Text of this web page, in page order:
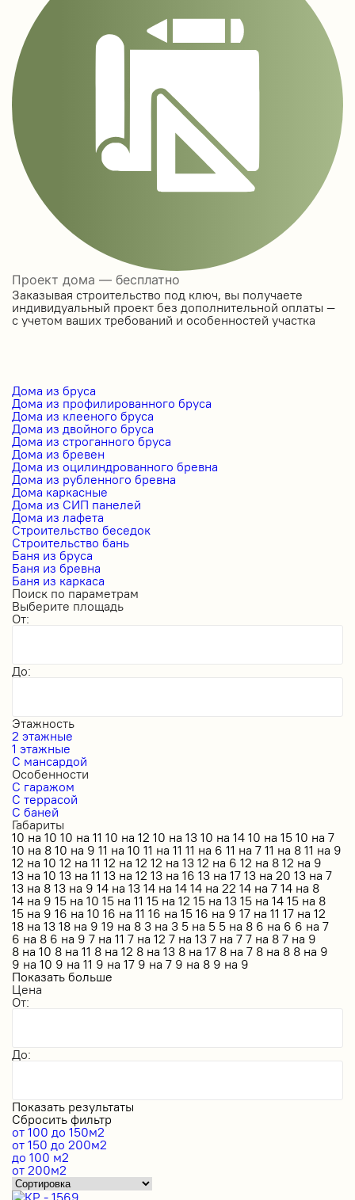
Проект дома — бесплатно
Заказывая строительство под ключ, вы получаете
индивидуальный проект без дополнительной оплаты —
с учетом ваших требований и особенностей участка
Дома из бруса
Дома из профилированного бруса
Дома из клееного бруса
Дома из двойного бруса
Дома из строганного бруса
Дома из бревен
Дома из оцилиндрованного бревна
Дома из рубленного бревна
Дома каркасные
Дома из СИП панелей
Дома из лафета
Строительство беседок
Строительство бань
Баня из бруса
Баня из бревна
Баня из каркаса
Поиск по параметрам
Выберите площадь
От:
До:
Этажность
2 этажные
1 этажные
С мансардой
Особенности
С гаражом
С террасой
С баней
Габариты
10 на 10 10 на 11 10 на 12 10 на 13 10 на 14 10 на 15 10 на 7
10 на 8 10 на 9 11 на 10 11 на 11 11 на 6 11 на 7 11 на 8 11 на 9
12 на 10 12 на 11 12 на 12 12 на 13 12 на 6 12 на 8 12 на 9
13 на 10 13 на 11 13 на 12 13 на 16 13 на 17 13 на 20 13 на 7
13 на 8 13 на 9 14 на 13 14 на 14 14 на 22 14 на 7 14 на 8
14 на 9 15 на 10 15 на 11 15 на 12 15 на 13 15 на 14 15 на 8
15 на 9 16 на 10 16 на 11 16 на 15 16 на 9 17 на 11 17 на 12
18 на 13 18 на 9 19 на 8 3 на 3 5 на 5 5 на 8 6 на 6 6 на 7
6 на 8 6 на 9 7 на 11 7 на 12 7 на 13 7 на 7 7 на 8 7 на 9
8 на 10 8 на 11 8 на 12 8 на 13 8 на 17 8 на 7 8 на 8 8 на 9
9 на 10 9 на 11 9 на 17 9 на 7 9 на 8 9 на 9
Показать больше
Цена
От:
До:
Показать результаты
Сбросить фильтр
от 100 до 150м2
от 150 до 200м2
до 100 м2
от 200м2